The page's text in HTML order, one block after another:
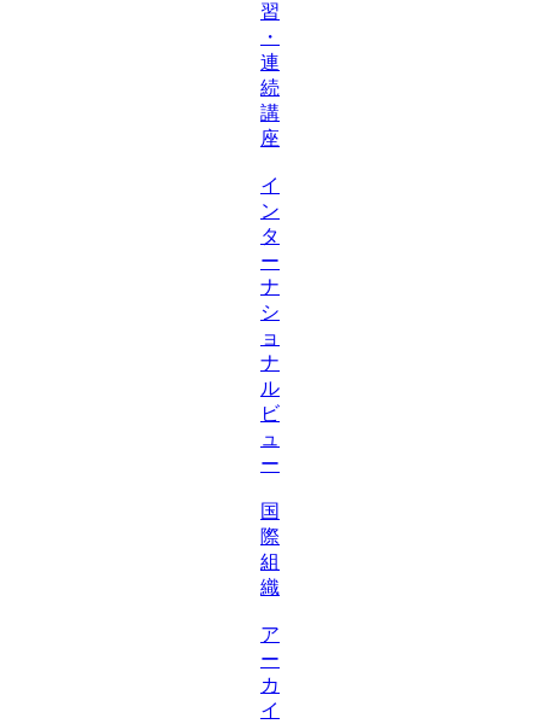
習
・
連
続
講
座
イ
ン
タ
ー
ナ
シ
ョ
ナ
ル
ビ
ュ
ー
国
際
組
織
ア
ー
カ
イ